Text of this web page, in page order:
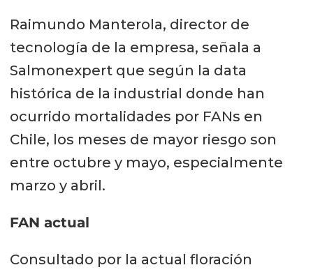
Raimundo Manterola, director de
tecnología de la empresa, señala a
Salmonexpert que según la data
histórica de la industrial donde han
ocurrido mortalidades por FANs en
Chile, los meses de mayor riesgo son
entre octubre y mayo, especialmente
marzo y abril.
FAN actual
Consultado por la actual floración